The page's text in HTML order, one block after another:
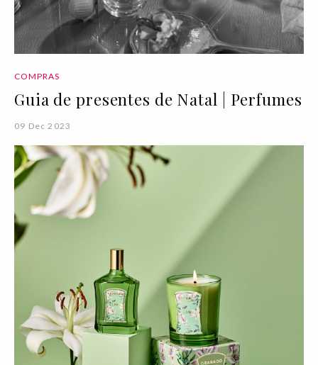
COMPRAS
Guia de presentes de Natal | Perfumes
09 Dec 2023